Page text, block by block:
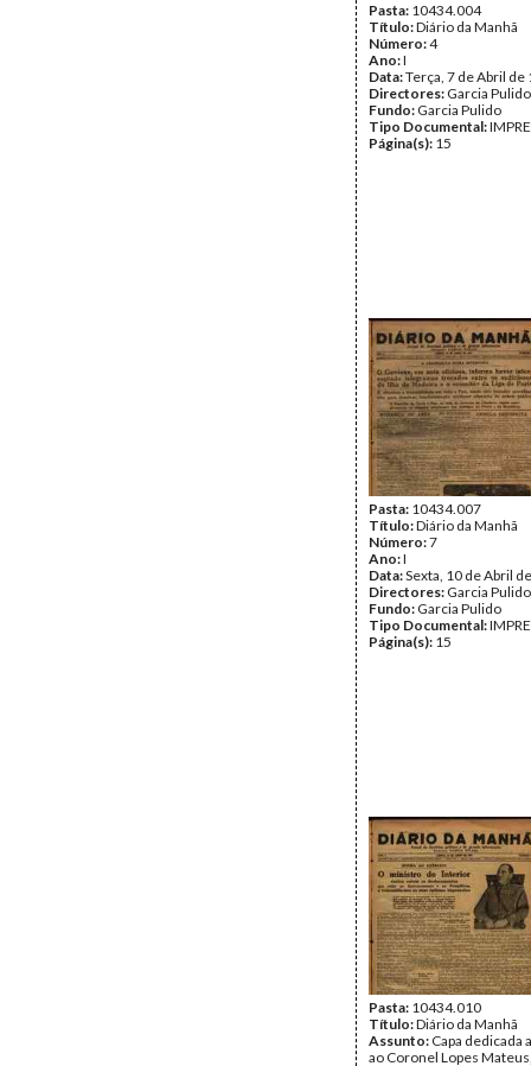
Pasta: 10434.004
Título:Diário da Manhã
Número:4
Ano:I
Data:Terça, 7 de Abril de
Directores: Garcia Pulido
Fundo: Garcia Pulido
Tipo Documental:
Página(s): 15
Pasta: 10434.007
Título:Diário da Manhã
Número:7
Ano:I
Data:Sexta, 10 de Abril
Directores: Garcia Pulido
Fundo: Garcia Pulido
Tipo Documental:
Página(s): 15
Pasta: 10434.010
Título:Diário da Manhã
Assunto: Capa dedicada
ao Coronel Lopes